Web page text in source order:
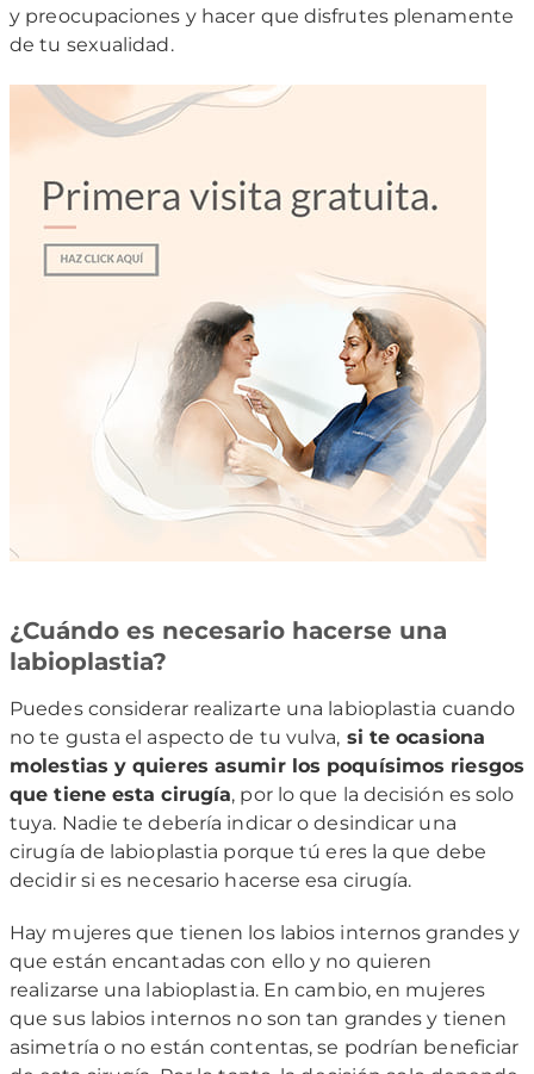
y preocupaciones y hacer que disfrutes plenamente
de tu sexualidad.
¿Cuándo es necesario hacerse una
labioplastia?
Puedes considerar realizarte una labioplastia cuando
no te gusta el aspecto de tu vulva, si te ocasiona
molestias y quieres asumir los poquísimos riesgos
que tiene esta cirugía, por lo que la decisión es solo
tuya. Nadie te debería indicar o desindicar una
cirugía de labioplastia porque tú eres la que debe
decidir si es necesario hacerse esa cirugía.
Hay mujeres que tienen los labios internos grandes y
que están encantadas con ello y no quieren
realizarse una labioplastia. En cambio, en mujeres
que sus labios internos no son tan grandes y tienen
asimetría o no están contentas, se podrían beneficiar